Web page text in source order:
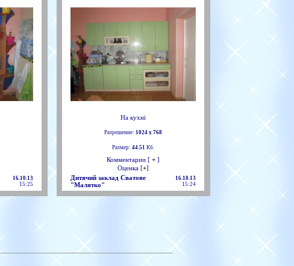
16.10.13
15:25
На кухні
Разрешение: 1024 х 768
Размер: 44.51 Кб.
Комментарии [ +]
Оценка [+]
Дитячий заклад Сватове
"Малятко"
16.10.13
15:24